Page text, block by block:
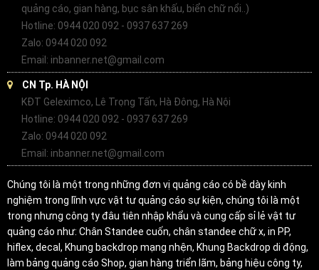
quảng cáo, gian hàng, bục sân khấu, biển chữ nổi..)
Hotline: 0944 020 092 - 0937 637 269
Zalo: 0944 020 092
Email: inbanner.net@gmail.com
CN Tp. HÀ NỘI
KĐT Geleximco, Lê Trọng Tấn, Hà Đông, Hà Nội
Hotline: 0944 020 092 - 0937 637 269
Zalo: 0944 020 092
Email: inbanner.net@gmail.com
Chúng tôi là một trong những đơn vị quảng cáo có bề dày kinh
nghiệm trong lĩnh vực vật tư quảng cáo sự kiện, chúng tôi là một
trong nhưng công ty đâu tiên nhập khẩu và cung cấp sỉ lẻ vật tư
quảng cáo như: Chân Standee cuốn, chân standee chữ x, in PP,
hiflex, decal, Khung backdrop mạng nhện, Khung Backdrop di động,
làm bảng quảng cáo Shop, gian hàng triển lãm, bảng hiệu công ty,